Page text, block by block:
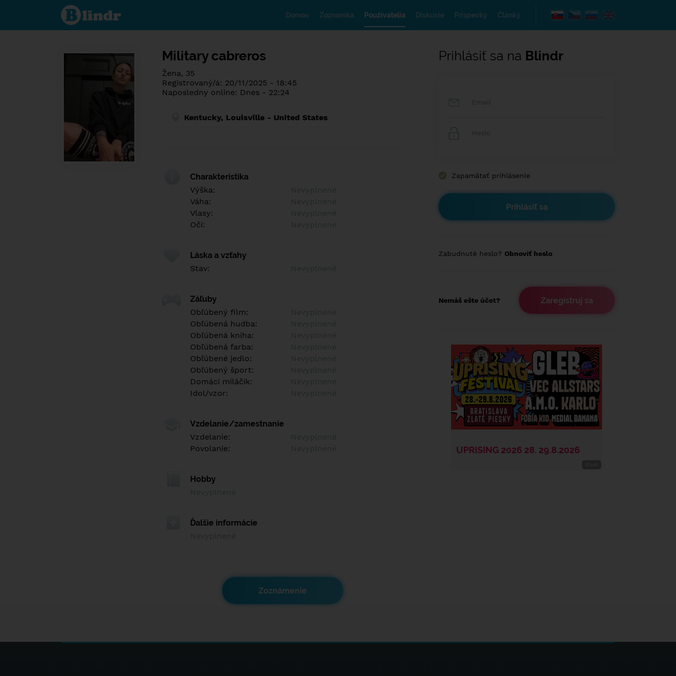
Spoznaj čo je
pod maskou.
Zoznamovacia
Domov Zoznamka Používatelia Diskusie Príspevky Články
Military cabreros
Žena, 35
Registrovaný/á: 20/11/2025 - 18:45
Naposledny online: Dnes - 22:24
Kentucky, Louisville - United States
Charakteristika
Výška:
Váha:
Vlasy:
Oči:
Láska a vzťahy
Stav:
Záľuby
Obľúbený film:
Obľúbená hudba:
Obľúbená kniha:
Obľúbená farba:
Obľúbené jedlo:
Obľúbený šport:
Domáci miláčik:
Idol/vzor:
Vzdelanie/zamestnanie
Vzdelanie:
Povolanie:
Hobby
Ďalšie informácie
Zoznámenie
Prihlásiť sa na Blindr
Zapamätať prihlásenie
Zabudnuté heslo? Obnoviť heslo
Nemáš ešte účet? Zaregistruj sa